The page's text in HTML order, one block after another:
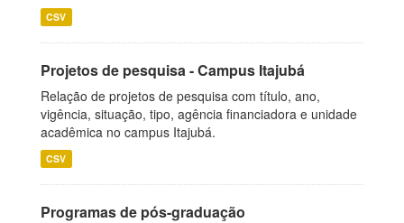
CSV
Projetos de pesquisa - Campus Itajubá
Relação de projetos de pesquisa com título, ano,
vigência, situação, tipo, agência financiadora e unidade
acadêmica no campus Itajubá.
CSV
Programas de pós-graduação